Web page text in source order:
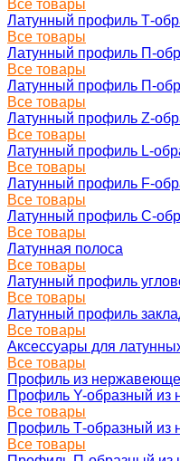
Все товары
Латунный профиль Т-
Все товары
Латунный профиль П-
Все товары
Латунный профиль П-
Все товары
Латунный профиль Z-
Все товары
Латунный профиль L-
Все товары
Латунный профиль F-
Все товары
Латунный профиль C-
Все товары
Латунная полоса
Все товары
Латунный профиль
Все товары
Латунный профиль
Все товары
Аксессуары для
Все товары
Профиль из
Профиль Y-образный из
Все товары
Профиль Т-образный из
Все товары